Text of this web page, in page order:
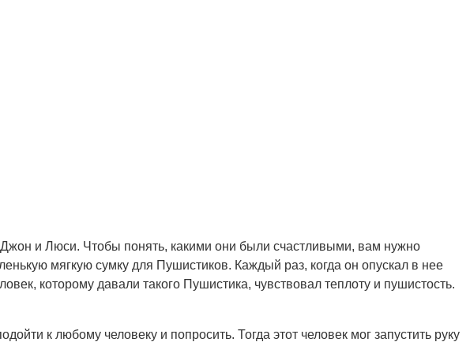
и Люси. Чтобы понять, какими они были счастливыми, вам нужно
мягкую сумку для Пушистиков. Каждый раз, когда он опускал в нее
которому давали такого Пушистика, чувствовал теплоту и пушистость.
к любому человеку и попросить. Тогда этот человек мог запустить руку